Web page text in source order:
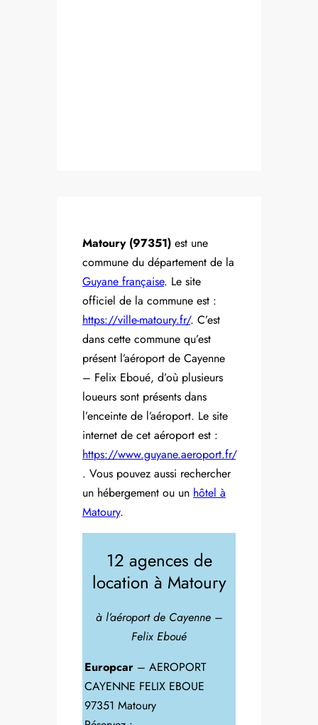
Matoury (97351) est une
commune du département de la
Guyane française. Le site
officiel de la commune est :
https://ville-matoury.fr/. C’est
dans cette commune qu’est
présent l’aéroport de Cayenne
– Felix Eboué, d’où plusieurs
loueurs sont présents dans
l’enceinte de l’aéroport. Le site
internet de cet aéroport est :
https://www.guyane.aeroport.fr/
. Vous pouvez aussi rechercher
un hébergement ou un hôtel à
Matoury.
12 agences de
location à Matoury
à l’aéroport de Cayenne –
Felix Eboué
Europcar – AEROPORT
CAYENNE FELIX EBOUE
97351 Matoury